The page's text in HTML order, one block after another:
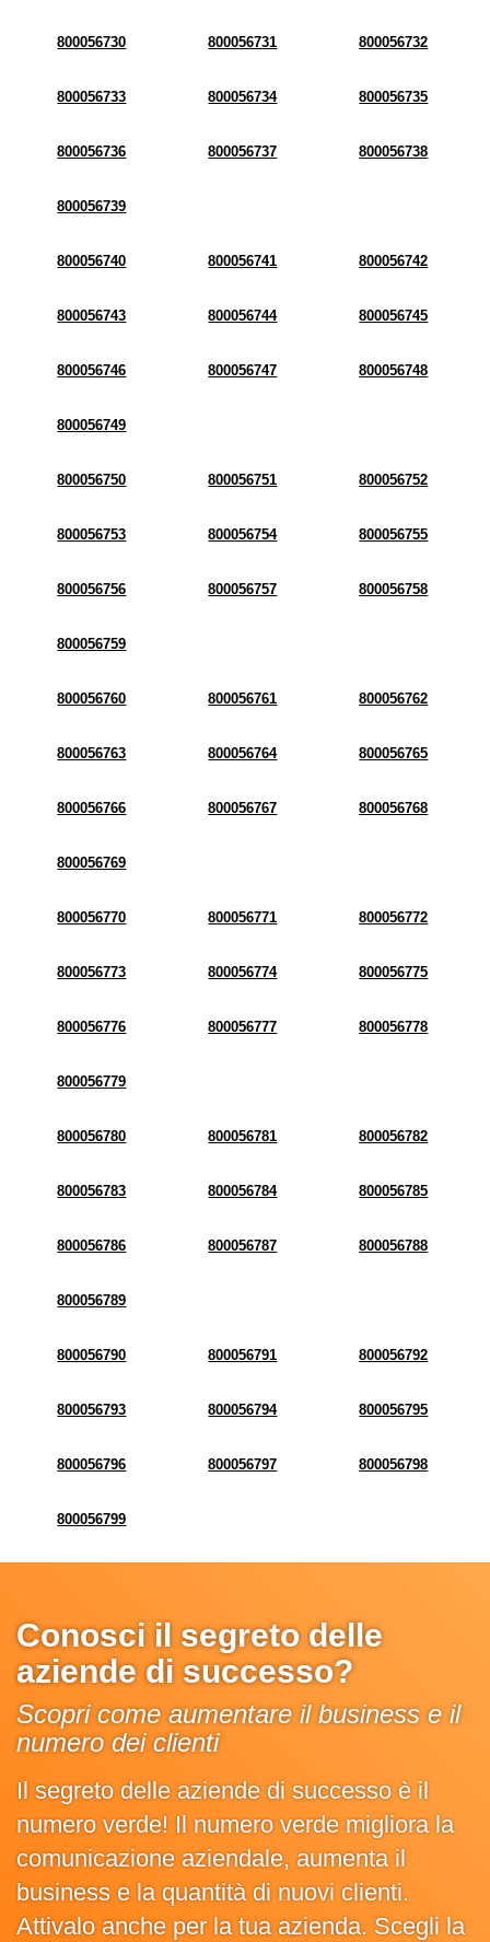
800056730 800056731 800056732
800056733 800056734 800056735
800056736 800056737 800056738
800056739
800056740 800056741 800056742
800056743 800056744 800056745
800056746 800056747 800056748
800056749
800056750 800056751 800056752
800056753 800056754 800056755
800056756 800056757 800056758
800056759
800056760 800056761 800056762
800056763 800056764 800056765
800056766 800056767 800056768
800056769
800056770 800056771 800056772
800056773 800056774 800056775
800056776 800056777 800056778
800056779
800056780 800056781 800056782
800056783 800056784 800056785
800056786 800056787 800056788
800056789
800056790 800056791 800056792
800056793 800056794 800056795
800056796 800056797 800056798
800056799
Conosci il segreto delle
aziende di successo?
Scopri come aumentare il business e il
numero dei clienti
Il segreto delle aziende di successo è il
numero verde! Il numero verde migliora la
comunicazione aziendale, aumenta il
business e la quantità di nuovi clienti.
Attivalo anche per la tua azienda. Scegli la